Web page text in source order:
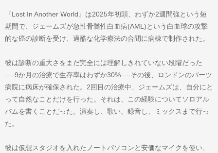
『Lost In Another World』は2025年初頭、わずか2週間強という短
期間で、ジェームズが急性骨髄性白血病(AML)という白血球の攻撃
的な癌の診断を受け、過酷な化学療法の合間に病棟で制作された。
彼は診断の重大さをまだ完全には理解しきれていない段階だった
──9か月の治療で生存率はわずか30%──その後、ロンドンのバーツ
病院に病床が確保された。2回目の治療中、ジェームズは、自分にと
って自然なことだけを行った。それは、この経験についてソロアル
バムを書くことだった。演奏し、歌い、録音し、ミックスまで行っ
た。
彼は仮想スタジオを入れたノートパソコンと安価なマイクを使い、